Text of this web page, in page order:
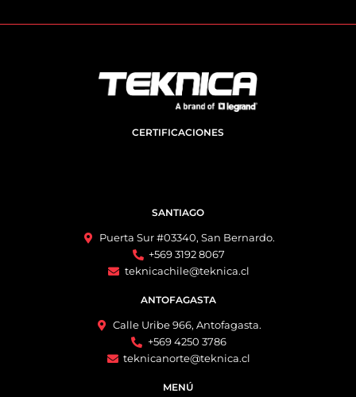
CERTIFICACIONES
SANTIAGO
Puerta Sur #03340, San Bernardo.
+569 3192 8067
teknicachile@teknica.cl
ANTOFAGASTA
Calle Uribe 966, Antofagasta.
+569 4250 3786
teknicanorte@teknica.cl
MENÚ